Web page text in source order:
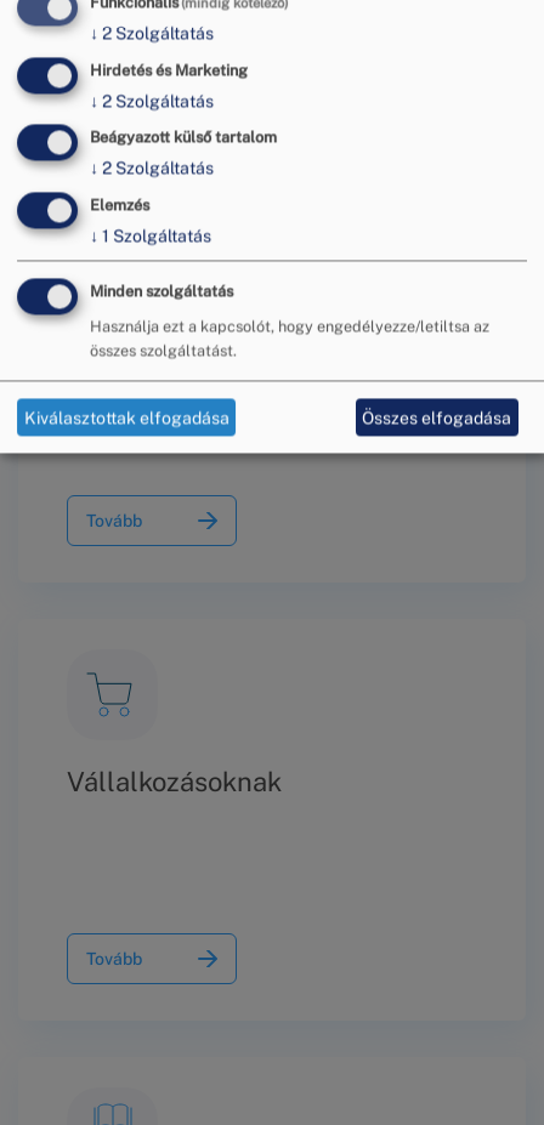
Tovább
Dokumentumok
Tovább
Vállalkozásoknak
Tovább
↓ 2 Szolgáltatás
Hirdetés és Marketing
↓ 2 Szolgáltatás
Beágyazott külső tartalom
↓ 2 Szolgáltatás
Elemzés
↓ 1 Szolgáltatás
Minden szolgáltatás
Használja ezt a kapcsolót, hogy engedélyezze/letiltsa az
összes szolgáltatást.
Kiválasztottak elfogadása Összes elfogadása